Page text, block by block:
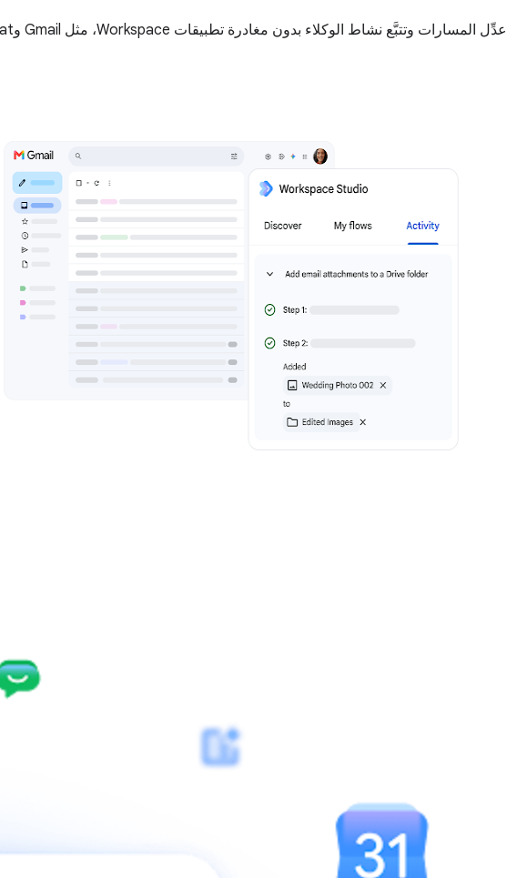
عدِّل المسارات وتتبَّع نشاط الوكلاء بدون مغادرة تطبيقات Workspace، مثل Gmail وChat وDrive.